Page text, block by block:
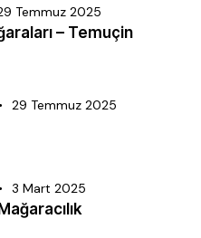
Temmuz 2025
– Temuçin
29 Temmuz 2025
3 Mart 2025